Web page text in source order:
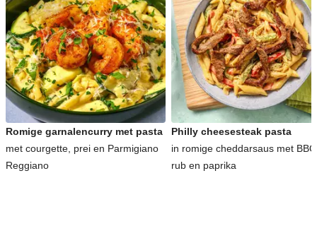
Romige garnalencurry met pasta
met courgette, prei en Parmigiano
Reggiano
Philly cheesesteak pasta
in romige cheddarsaus met
rub en paprika